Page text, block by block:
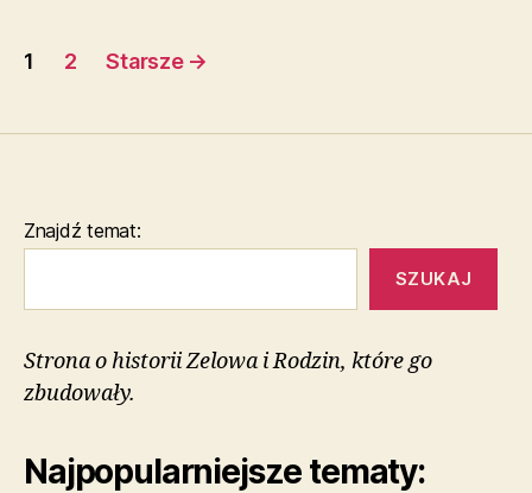
Stronicowanie
1 2 Starsze →
Znajdź temat:
SZUKAJ
Strona o historii Zelowa i Rodzin, które go
zbudowały.
Najpopularniejsze tematy: